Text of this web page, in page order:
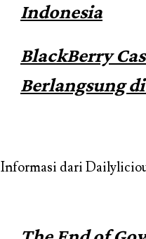
Indonesia
BlackBerry
Berlangsung
Informasi dari